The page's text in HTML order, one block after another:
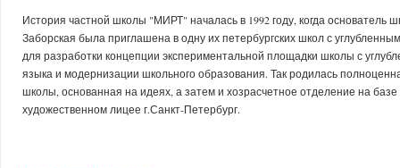
История частной школы "МИРТ" началась в 1992 году, когда основатель
Заборская была приглашена в одну их петербургских школ с
для разработки концепции экспериментальной площадки школы с
языка и модернизации школьного образования. Так родилась
школы, основанная на идеях, а затем и хозрасчетное отделение на базе
художественном лицее г.Санкт-Петербург.